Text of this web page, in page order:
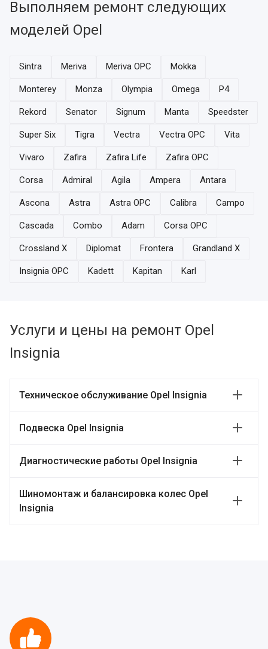
Выполняем ремонт следующих
моделей Opel
Sintra Meriva Meriva OPC Mokka
Monterey Monza Olympia Omega P4
Rekord Senator Signum Manta Speedster
Super Six Tigra Vectra Vectra OPC Vita
Vivaro Zafira Zafira Life Zafira OPC
Corsa Admiral Agila Ampera Antara
Ascona Astra Astra OPC Calibra Campo
Cascada Combo Adam Corsa OPC
Crossland X Diplomat Frontera Grandland X
Insignia OPC Kadett Kapitan Karl
Услуги и цены на ремонт Opel
Insignia
Техническое обслуживание Opel Insignia
Подвеска Opel Insignia
Диагностические работы Opel Insignia
Шиномонтаж и балансировка колес Opel
Insignia